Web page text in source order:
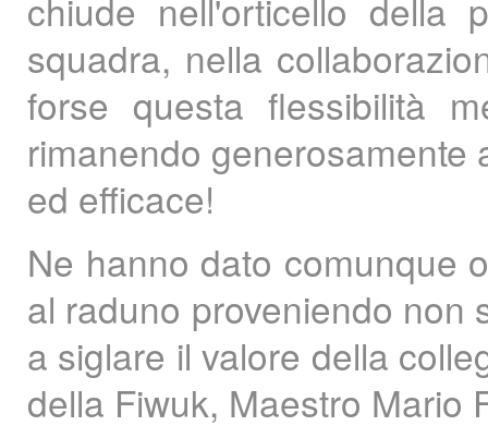
chiude nell'orticello della
squadra, nella
forse questa flessibilità
rimanendo generosamente
ed efficace!
Ne hanno dato comunque
al raduno proveniendo non
a siglare il valore della
della Fiwuk, Maestro Mario